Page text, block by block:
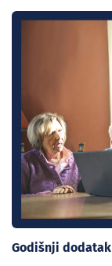
Godišnji dodatak